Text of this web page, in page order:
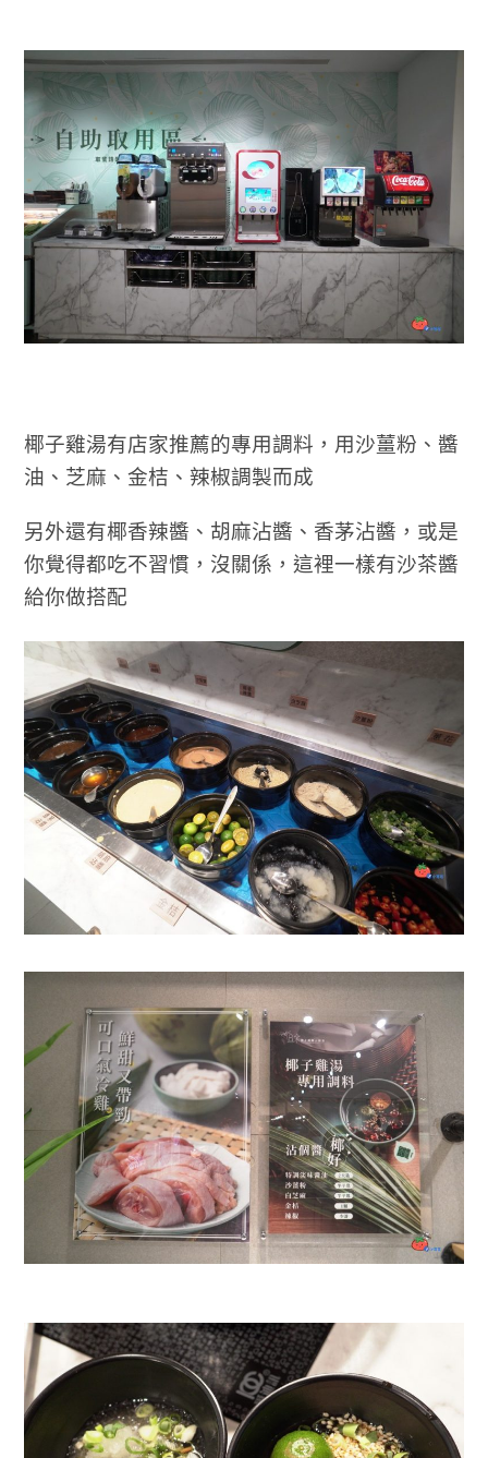
椰子雞湯有店家推薦的專用調料，用沙薑粉、醬
油、芝麻、金桔、辣椒調製而成
另外還有椰香辣醬、胡麻沾醬、香茅沾醬，或是
你覺得都吃不習慣，沒關係，這裡一樣有沙茶醬
給你做搭配